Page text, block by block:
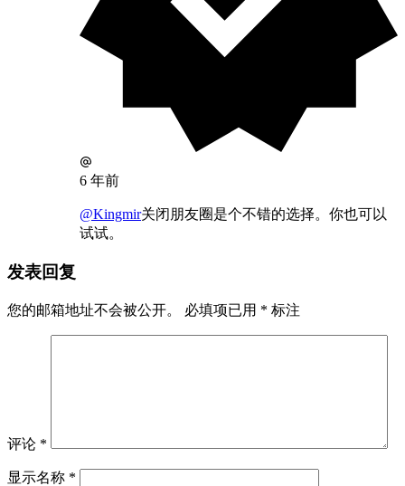
6 年前
@Kingmir关闭朋友圈是个不错的选择。你也可以
试试。
发表回复
您的邮箱地址不会被公开。 必填项已用 * 标注
评论 *
显示名称 *